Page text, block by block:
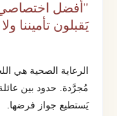
"أفضل اختصاصي
يَقبلون تأميننا
الرعاية الصحية هي
مُجرَّدة. حدود بين
يَستطيع جواز فرضها.